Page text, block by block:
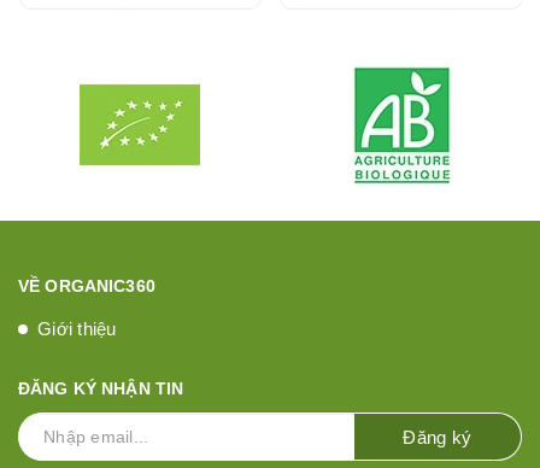
VỀ ORGANIC360
Giới thiệu
ĐĂNG KÝ NHẬN TIN
Đăng ký